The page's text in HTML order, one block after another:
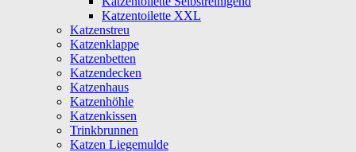
Katzentoilette XXL
Katzenstreu
Katzenklappe
Katzenbetten
Katzendecken
Katzenhaus
Katzenhöhle
Katzenkissen
Trinkbrunnen
Katzen Liegemulde